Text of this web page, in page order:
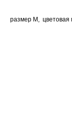
размер М, цветовая